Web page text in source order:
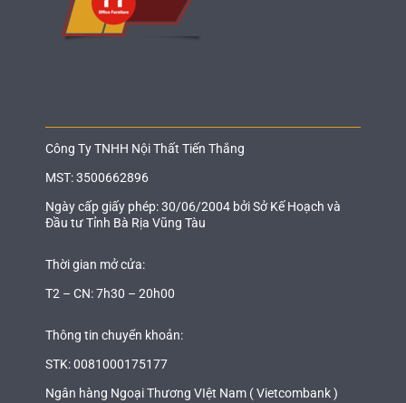
Công Ty TNHH Nội Thất Tiến Thắng
MST: 3500662896
Ngày cấp giấy phép: 30/06/2004 bởi Sở Kế Hoạch và
Đầu tư Tỉnh Bà Rịa Vũng Tàu
Thời gian mở cửa:
T2 – CN: 7h30 – 20h00
Thông tin chuyển khoản:
STK: 0081000175177
Ngân hàng Ngoại Thương VIệt Nam ( Vietcombank )